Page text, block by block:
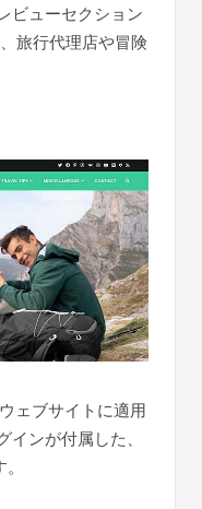
ビューセクション
旅行代理店や冒険
ェブサイトに適用
ンが付属した、